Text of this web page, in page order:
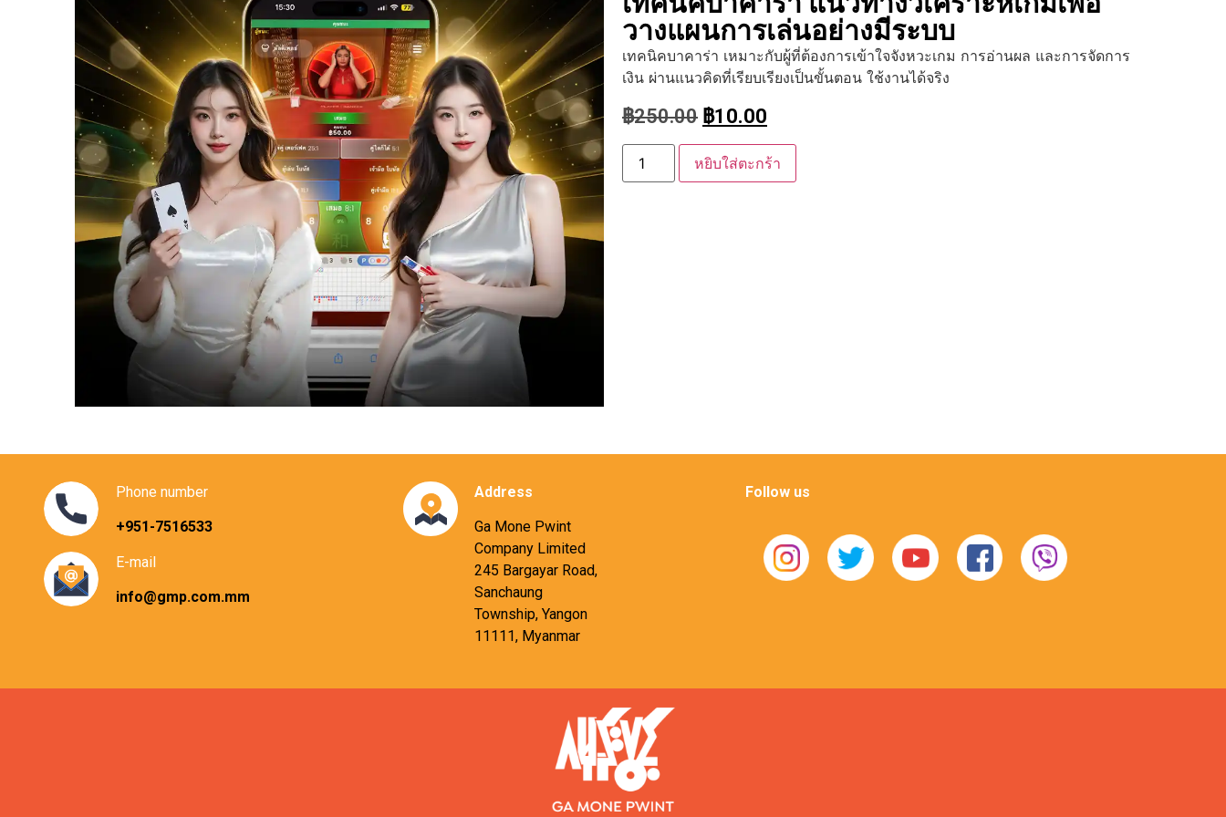
วางแผนการเล่นอย่างมีระบบ
เทคนิคบาคาร่า เหมาะกับผู้ที่ต้องการเข้าใจจังหวะเกม การอ่านผล และการจัดการ
เงิน ผ่านแนวคิดที่เรียบเรียงเป็นขั้นตอน ใช้งานได้จริง
฿250.00 ฿10.00
หยิบใส่ตะกร้า
Phone number
+951-7516533
E-mail
info@gmp.com.mm
Address
Ga Mone Pwint
Company Limited
245 Bargayar Road,
Sanchaung
Township, Yangon
11111, Myanmar
Follow us